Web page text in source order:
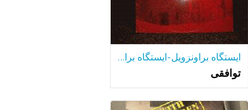
ایستگاه براونزویل-ایستگاه براونزویل
توافقی